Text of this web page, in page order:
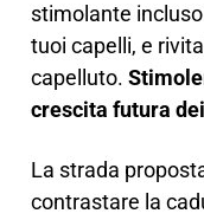
stimolante
tuoi capelli, e
capelluto.
crescita futura
La strada
contrastare la